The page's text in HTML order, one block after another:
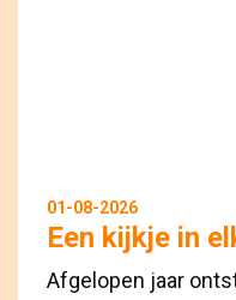
01-08-2026
Een kijkje in
Afgelopen jaar